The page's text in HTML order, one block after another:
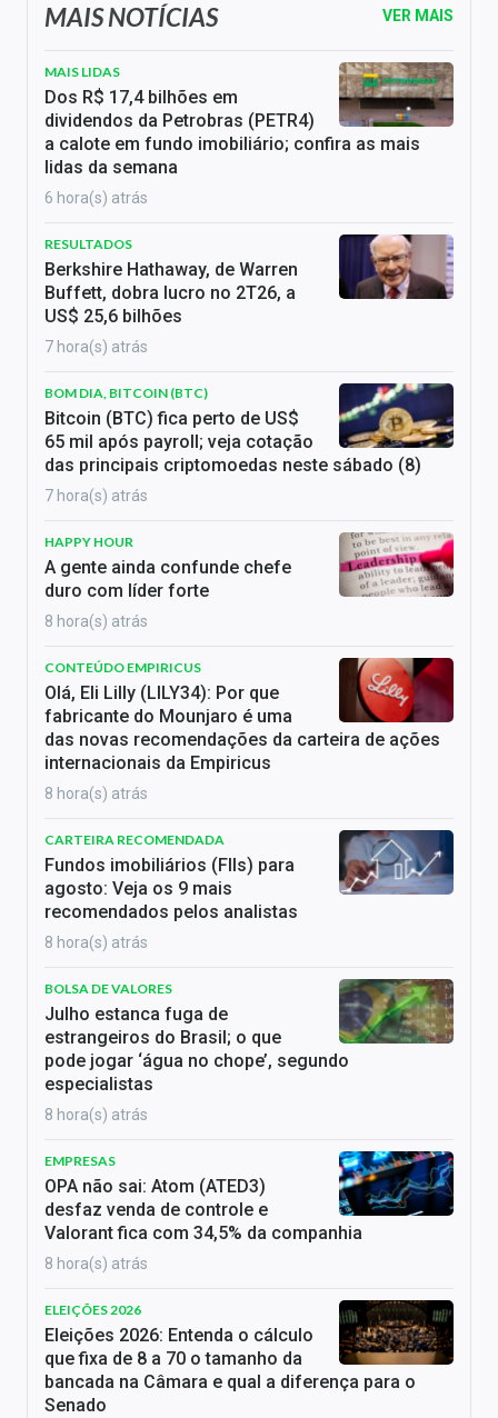
MAIS NOTÍCIAS VER MAIS
MAIS LIDAS
Dos R$ 17,4 bilhões em
dividendos da Petrobras (PETR4)
a calote em fundo imobiliário; confira as mais
lidas da semana
6 hora(s) atrás
RESULTADOS
Berkshire Hathaway, de Warren
Buffett, dobra lucro no 2T26, a
US$ 25,6 bilhões
7 hora(s) atrás
BOM DIA, BITCOIN (BTC)
Bitcoin (BTC) fica perto de US$
65 mil após payroll; veja cotação
das principais criptomoedas neste sábado (8)
7 hora(s) atrás
HAPPY HOUR
A gente ainda confunde chefe
duro com líder forte
8 hora(s) atrás
CONTEÚDO EMPIRICUS
Olá, Eli Lilly (LILY34): Por que
fabricante do Mounjaro é uma
das novas recomendações da carteira de ações
internacionais da Empiricus
8 hora(s) atrás
CARTEIRA RECOMENDADA
Fundos imobiliários (FIIs) para
agosto: Veja os 9 mais
recomendados pelos analistas
8 hora(s) atrás
BOLSA DE VALORES
Julho estanca fuga de
estrangeiros do Brasil; o que
pode jogar ‘água no chope’, segundo
especialistas
8 hora(s) atrás
EMPRESAS
OPA não sai: Atom (ATED3)
desfaz venda de controle e
Valorant fica com 34,5% da companhia
8 hora(s) atrás
ELEIÇÕES 2026
Eleições 2026: Entenda o cálculo
que fixa de 8 a 70 o tamanho da
bancada na Câmara e qual a diferença para o
Senado